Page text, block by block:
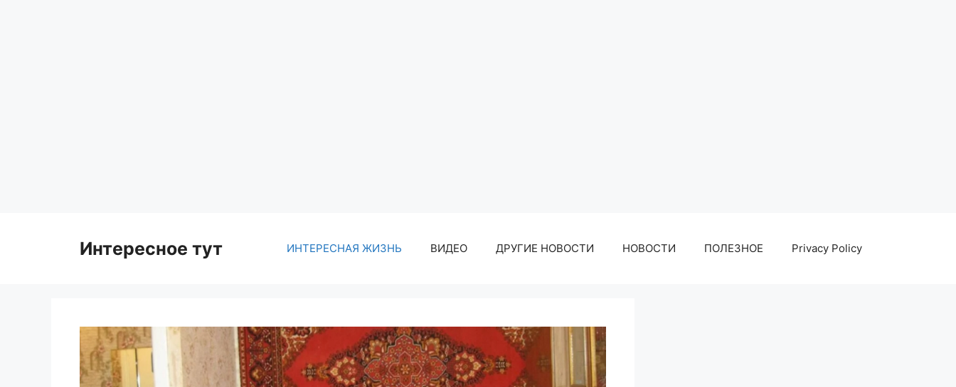
Интересное тут ИНТЕРЕСНАЯ ЖИЗНЬ ВИДЕО ДРУГИЕ НОВОСТИ НОВОСТИ ПОЛЕЗНОЕ Privacy Policy